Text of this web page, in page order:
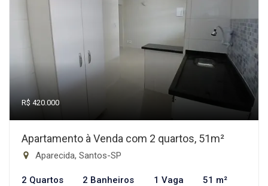
R$ 420.000
Apartamento à Venda com 2 quartos, 51m²
Aparecida, Santos-SP
2 Quartos 2 Banheiros 1 Vaga 51 m²